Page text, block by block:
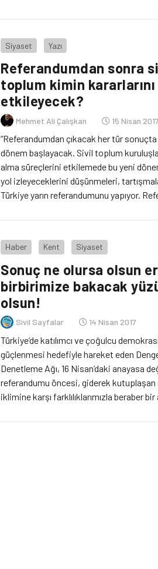
nasıl baktığını sayfamıza taşıdık. 15
girişimine Aleviler nasıl tepki […]
Siyaset Yazı
Referandumdan sonra
toplum kimin kararlarını
etkileyecek?
Mehmet Ali Çalışkan 15 Nisan 2017
“Referandumdan çıkacak her tür
dönem başlayacak. Sivil toplum
alma süreçlerini etkilemede bu yeni
yol izleyeceklerini düşünmeleri,
Türkiye yarın referandumunu yapıyor.
sunulmasından bu yana önerilen
tek adam rejimine yol açıp açmayacağını
Bir de MHP’nin ‘evet’ kararına […]
Haber Kent Siyaset
Sonuç ne olursa olsun
birbirimize bakacak
olsun!
Sivil Sayfalar 14 Nisan 2017
Türkiye’de katılımcı ve çoğulcu
güçlenmesi hedefiyle hareket eden
Denetleme Ağı, 16 Nisan’daki anayasa
referandumu öncesi, giderek
iklimine karşı farklılıklarımızla beraber bir
video şöyle: Anayasa değişikliğine ya